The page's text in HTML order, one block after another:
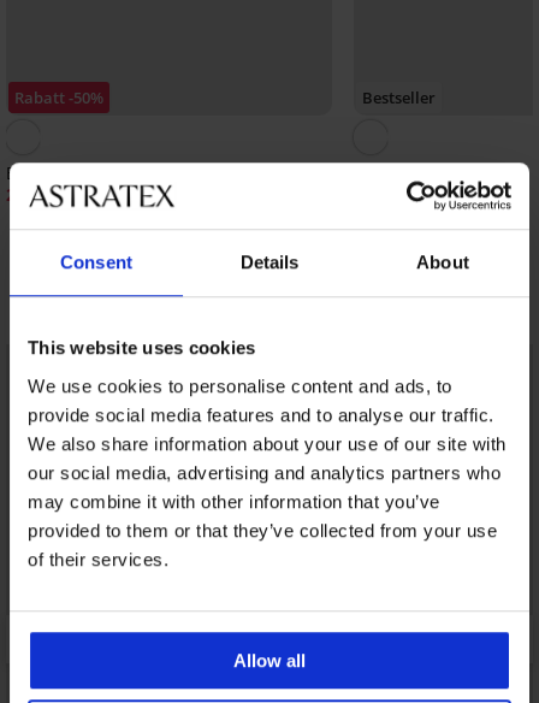
Consent Details About
This website uses cookies
We use cookies to personalise content and ads, to
provide social media features and to analyse our traffic.
We also share information about your use of our site with
our social media, advertising and analytics partners who
may combine it with other information that you’ve
provided to them or that they’ve collected from your use
of their services.
Allow all
Rabatt -50%
BH Soft Lace II wattiert ohne Bügel
20,00 €39,99 €
Bestseller
52,99 €
Entdecken Sie ähnliche Stücke
LIMITED